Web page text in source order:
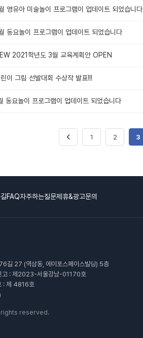
영유아 미술놀이 프로그램이 업데이트 되었습니다
동요놀이 프로그램이 업데이트 되었습니다
2021학년도 3월 교육계획안 OPEN
이 그림 선발대회 수상작 발표!!!
동요놀이 프로그램이 업데이트 되었습니다
1 2 3
FAQ자주하는질문제휴&광고문의
길 27 (역삼동, 에이포스페이스빌딩) 5층
고 : 제2023-서울강남-01170호
: 제 4816호
rights reserved.